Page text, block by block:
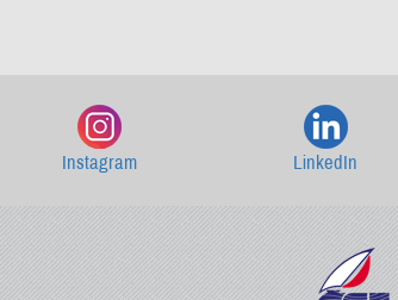
Instagram LinkedIn